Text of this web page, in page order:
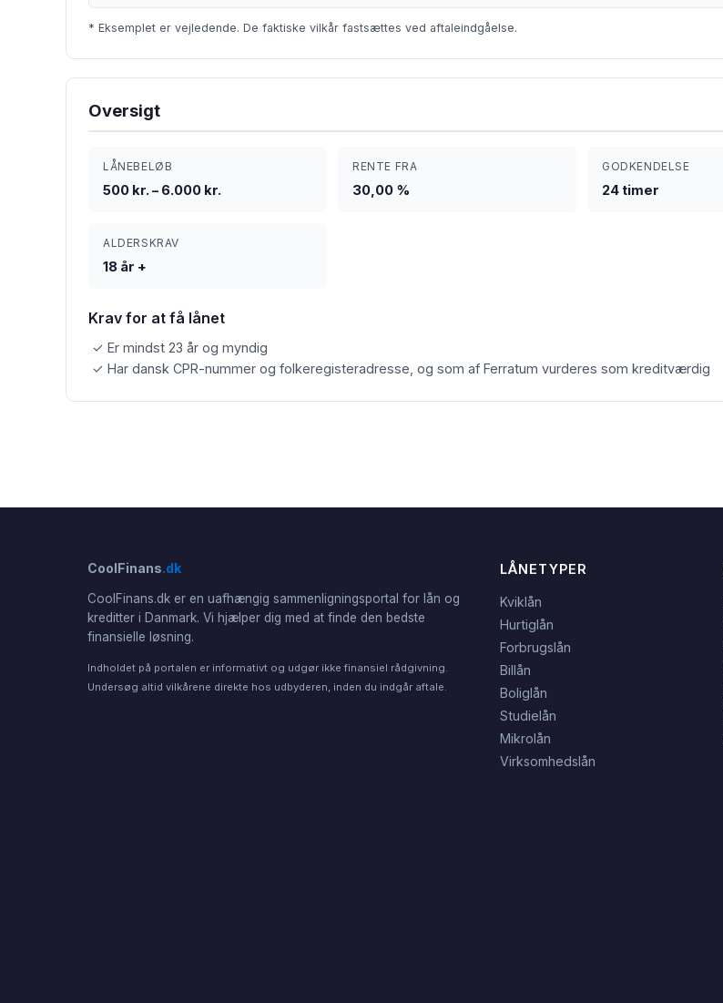
* Eksemplet er vejledende. De faktiske vilkår fastsættes ved aftaleindgåelse.
Oversigt
LÅNEBELØB
500 kr. – 6.000 kr.
RENTE FRA
30,00 %
GODKENDELSE
24 timer
ALDERSKRAV
18 år +
Krav for at få lånet
✓ Er mindst 23 år og myndig
✓ Har dansk CPR-nummer og folkeregisteradresse, og som af Ferratum vurderes som kreditværdig
CoolFinans.dk
CoolFinans.dk er en uafhængig sammenligningsportal for lån og
kreditter i Danmark. Vi hjælper dig med at finde den bedste
finansielle løsning.
Indholdet på portalen er informativt og udgør ikke finansiel rådgivning.
Undersøg altid vilkårene direkte hos udbyderen, inden du indgår aftale.
LÅNETYPER
Kviklån
Hurtiglån
Forbrugslån
Billån
Boliglån
Studielån
Mikrolån
Virksomhedslån